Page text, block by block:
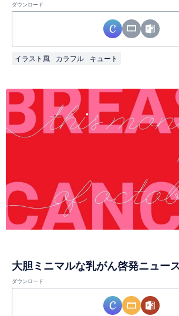
ダウンロード
イラスト風 カラフル キュート
ダウンロード